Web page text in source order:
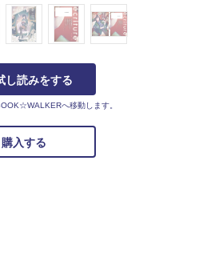
し読みをする
へ移動します。
購入する